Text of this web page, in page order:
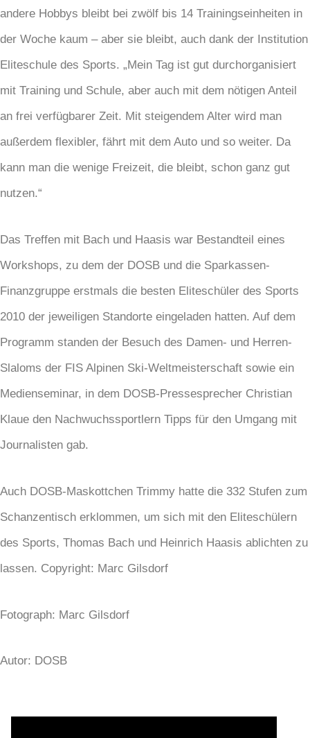
andere Hobbys bleibt bei zwölf bis 14 Trainingseinheiten in
der Woche kaum – aber sie bleibt, auch dank der Institution
Eliteschule des Sports. „Mein Tag ist gut durchorganisiert
mit Training und Schule, aber auch mit dem nötigen Anteil
an frei verfügbarer Zeit. Mit steigendem Alter wird man
außerdem flexibler, fährt mit dem Auto und so weiter. Da
kann man die wenige Freizeit, die bleibt, schon ganz gut
nutzen.“
Das Treffen mit Bach und Haasis war Bestandteil eines
Workshops, zu dem der DOSB und die Sparkassen-
Finanzgruppe erstmals die besten Eliteschüler des Sports
2010 der jeweiligen Standorte eingeladen hatten. Auf dem
Programm standen der Besuch des Damen- und Herren-
Slaloms der FIS Alpinen Ski-Weltmeisterschaft sowie ein
Medienseminar, in dem DOSB-Pressesprecher Christian
Klaue den Nachwuchssportlern Tipps für den Umgang mit
Journalisten gab.
Auch DOSB-Maskottchen Trimmy hatte die 332 Stufen zum
Schanzentisch erklommen, um sich mit den Eliteschülern
des Sports, Thomas Bach und Heinrich Haasis ablichten zu
lassen. Copyright: Marc Gilsdorf
Fotograph: Marc Gilsdorf
Autor: DOSB